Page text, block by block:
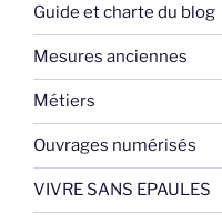
Guide et charte du blog
Mesures anciennes
Métiers
Ouvrages numérisés
VIVRE SANS EPAULES